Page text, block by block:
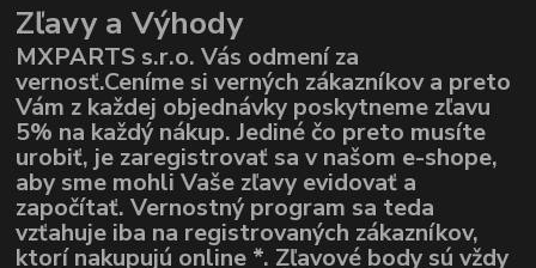
Zľavy a Výhody
MXPARTS s.r.o. Vás odmení za
vernosť.Ceníme si verných zákazníkov a preto
Vám z každej objednávky poskytneme zľavu
5% na každý nákup. Jediné čo preto musíte
urobiť, je zaregistrovať sa v našom e-shope,
aby sme mohli Vaše zľavy evidovať a
započítať. Vernostný program sa teda
vzťahuje iba na registrovaných zákazníkov,
ktorí nakupujú online *. Zľavové body sú vždy